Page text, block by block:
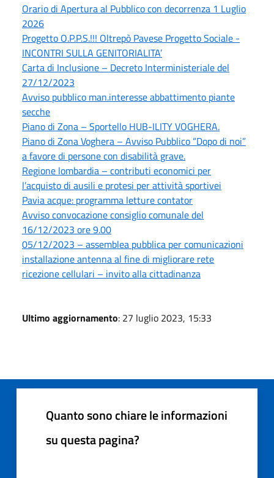
Orario di Apertura al Pubblico con decorrenza 1 Luglio
2026
Progetto O.P.P.S.!!! Oltrepò Pavese Progetto Sociale -
INCONTRI SULLA GENITORIALITA’
Carta di Inclusione – Decreto Interministeriale del
27/12/2023
Avviso pubblico man.interesse abbattimento piante
secche
Piano di Zona – Sportello HUB-ILITY VOGHERA.
Piano di Zona Voghera – Avviso Pubblico “Dopo di noi”
a favore di persone con disabilità grave.
Regione lombardia – contributi economici per
l’acquisto di ausili e protesi per attività sportivei
Pavia acque: programma letture contator
Avviso convocazione consiglio comunale del
16/12/2023 ore 9.00
05/12/2023 – assemblea pubblica per comunicazioni
installazione antenna al fine di migliorare rete
ricezione cellulari – invito alla cittadinanza
Ultimo aggiornamento: 27 luglio 2023, 15:33
Quanto sono chiare le informazioni
su questa pagina?